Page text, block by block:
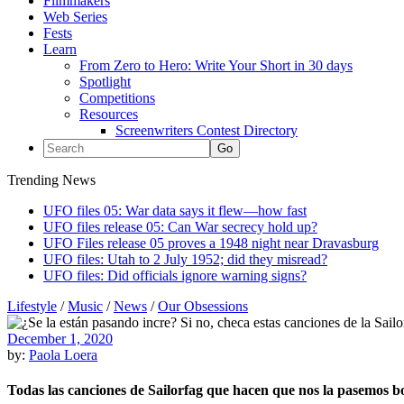
Web Series
Fests
Learn
From Zero to Hero: Write Your Short in 30 days
Spotlight
Competitions
Resources
Screenwriters Contest Directory
Trending News
UFO files 05: War data says it flew—how fast
UFO files release 05: Can War secrecy hold up?
UFO Files release 05 proves a 1948 night near Dravasburg
UFO files: Utah to 2 July 1952; did they misread?
UFO files: Did officials ignore warning signs?
Lifestyle /Music /News /Our Obsessions
December 1, 2020
by: Paola Loera
Todas las canciones de Sailorfag que hacen que nos la pasemos